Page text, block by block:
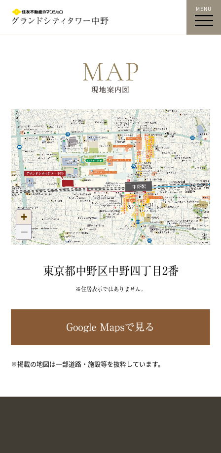
中野駅徒歩9分｜グランド
図｜すみふ中野｜住友不動
MENU
+
−
東京都中野区中野四丁目2番
※住居表示ではありません。
※掲載の地図は一部道路・施設等を抜粋しています。